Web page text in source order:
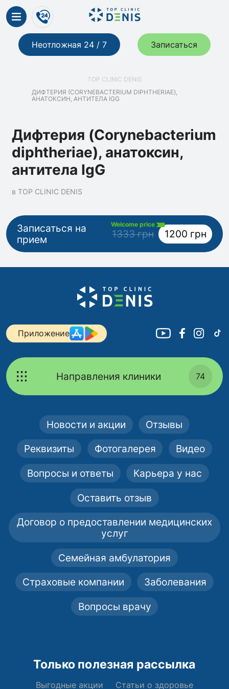
Неотложная 24 / 7 Записаться
TOP CLINIC DENIS
ДИФТЕРИЯ (CORYNEBACTERIUM DIPHTHERIAE),
АНАТОКСИН, АНТИТЕЛА IGG
Дифтерия (Corynebacterium
diphtheriae), анатоксин,
антитела IgG
в TOP CLINIC DENIS
Записаться на
прием
Welcome price
1333 грн 1200 грн
Приложение
Направления клиники 74
Новости и акции Отзывы
Реквизиты Фотогалерея Видео
Вопросы и ответы Карьера у нас
Оставить отзыв
Договор о предоставлении медицинских
услуг
Семейная амбулатория
Страховые компании Заболевания
Вопросы врачу
Только полезная рассылка
Выгодные акции Статьи о здоровье